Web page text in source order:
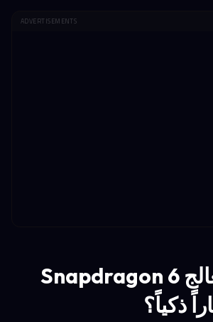
ADVERTISEMENTS
لماذا يُعد معالج Snapdragon 6